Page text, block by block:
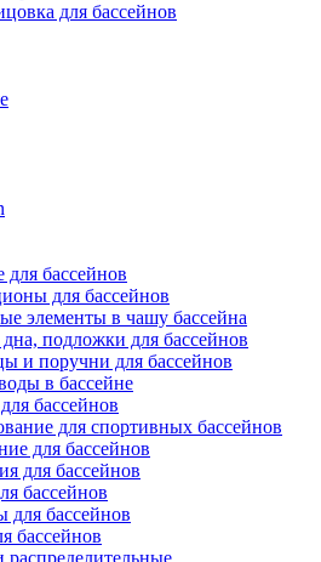
для бассейнов
бассейнов
для бассейнов
элементы в чашу бассейна
подложки для бассейнов
и поручни для бассейнов
в бассейне
бассейнов
для спортивных бассейнов
для бассейнов
для бассейнов
бассейнов
для бассейнов
бассейнов
распределительные